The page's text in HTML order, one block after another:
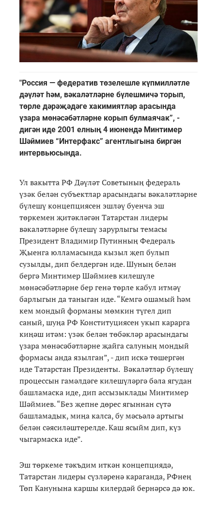
"Россия — федератив төзелешле күпмилләтле
дәүләт һәм, вәкаләтләрне бүлешмичә торып,
төрле дәрәҗәдәге хакимиятләр арасында
үзара мөнәсәбәтләрне корып булмаячак”, -
дигән иде 2001 елның 4 июнендә Минтимер
Шәймиев “Интерфакс” агентлыгына биргән
интервьюсында.
Ул вакытта РФ Дәүләт Советының федераль
үзәк белән субъектлар арасындагы вәкаләтләрне
бүлешү концепциясен эшләү буенча эш
төркемен җитәкләгән Татарстан лидеры
вәкаләтләрне бүлешү зарурлыгы темасы
Президент Владимир Путинның Федераль
Җыенга юлламасында кызыл җеп булып
сузылды, дип белдергән иде. Шуның белән
бергә Минтимер Шәймиев килешүле
мөнәсәбәтләрне бер генә төрле кабул итмәү
барлыгын да таныган иде. “Кемгә ошамый һәм
кем мондый форманы мөмкин түгел дип
саный, шуңа РФ Конституциясен укып карарга
киңәш итәм: үзәк белән төбәкләр арасындагы
үзара мөнәсәбәтләрне җайга салуның мондый
формасы анда язылган”, - дип искә төшергән
иде Татарстан Президенты. Вәкаләтләр бүлешү
процессын гамәлдәге килешүләргә бәла ягудан
башламаска иде, дип ассызыклады Минтимер
Шәймиев. “Без җепне дөрес ягыннан сүтә
башламадык, миңа калса, бу мәсьәлә артыгы
белән сәясиләштерелде. Каш ясыйм дип, күз
чыгармаска иде”.
Эш төркеме тәкъдим иткән концепциядә,
Татарстан лидеры сүзләренә караганда, РФнең
Төп Канунына каршы килердәй бернәрсә дә юк.